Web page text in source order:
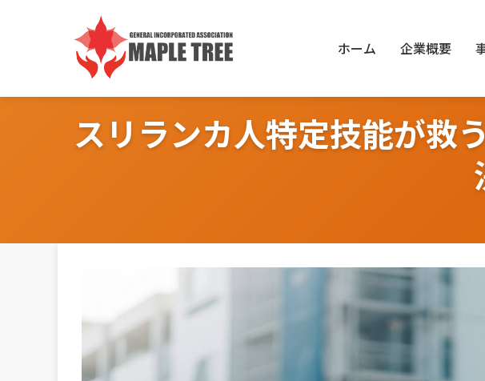
ホーム 企業概要
スリランカ人特定技能が救